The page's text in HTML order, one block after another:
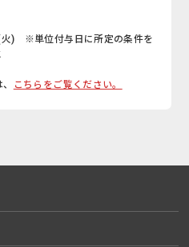
) ※単位付与日に所定の条件を
こちらをご覧ください。